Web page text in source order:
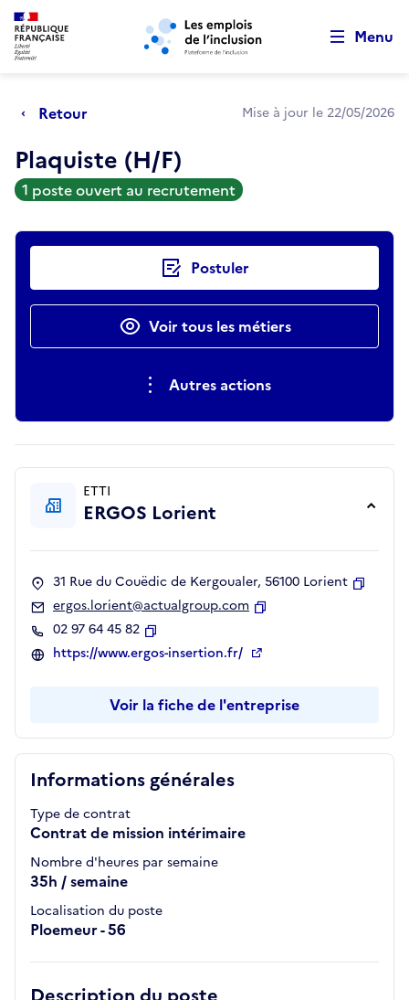
Aller au menu principal Aller au contenu principal
Menu
Retour Mise à jour le 22/05/2026
Plaquiste (H/F)
1 poste ouvert au recrutement
Actions rapides Postuler
Voir tous les métiers
Autres actions
Informations générales
Type de contrat
Contrat de mission intérimaire
Nombre d'heures par semaine
35h / semaine
Localisation du poste
Ploemeur - 56
ETTI
ERGOS Lorient
31 Rue du Couëdic de Kergoualer, 56100 Lorient
ergos.lorient@actualgroup.com
02 97 64 45 82
Copier
https://www.ergos-insertion.fr/
Voir la fiche de l'entreprise
Retour au début de la page
Panneau de gestion des cookies